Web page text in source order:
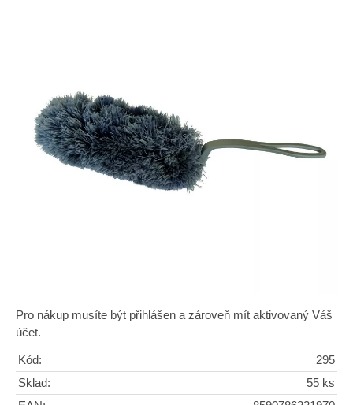
Pro nákup musíte být přihlášen a zároveň mít aktivovaný Váš
účet.
Kód:
295
Sklad:
55 ks